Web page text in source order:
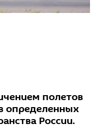
полетов
определенных
России.